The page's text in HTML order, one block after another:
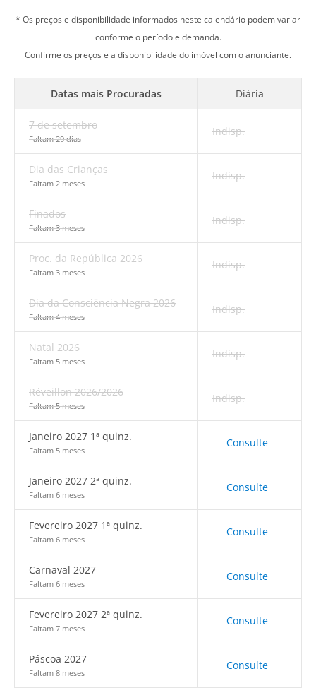
* Os preços e disponibilidade informados neste calendário podem variar
conforme o período e demanda.
Confirme os preços e a disponibilidade do imóvel com o anunciante.
Datas mais Procuradas Diária
7 de setembro
Faltam 29 dias
Indisp.
Dia das Crianças
Faltam 2 meses
Indisp.
Finados
Faltam 3 meses
Indisp.
Proc. da República 2026
Faltam 3 meses
Indisp.
Dia da Consciência Negra 2026
Faltam 4 meses
Indisp.
Natal 2026
Faltam 5 meses
Indisp.
Réveillon 2026/2026
Faltam 5 meses
Indisp.
Janeiro 2027 1ª quinz.
Faltam 5 meses
Consulte
Janeiro 2027 2ª quinz.
Faltam 6 meses
Consulte
Fevereiro 2027 1ª quinz.
Faltam 6 meses
Consulte
Carnaval 2027
Faltam 6 meses
Consulte
Fevereiro 2027 2ª quinz.
Faltam 7 meses
Consulte
Páscoa 2027
Faltam 8 meses
Consulte